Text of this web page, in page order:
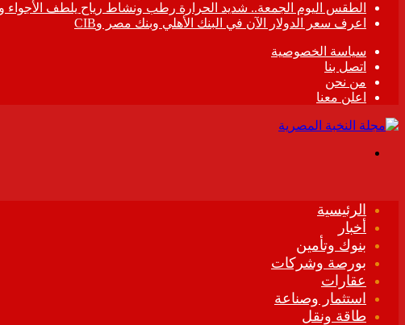
الطقس اليوم الجمعة.. شديد الحرارة رطب ونشاط رياح يلطف الأجواء
اعرف سعر الدولار الآن في البنك الأهلي وبنك مصر وCIB
سياسة الخصوصية
اتصل بنا
من نحن
اعلن معنا
الرئيسية
أخبار
بنوك وتأمين
بورصة وشركات
عقارات
استثمار وصناعة
طاقة ونقل